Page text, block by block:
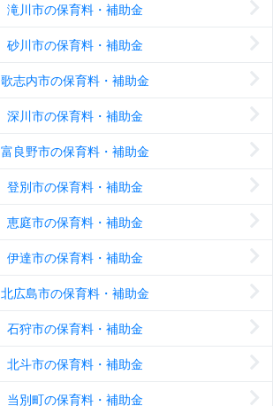
滝川市の保育料・補助金
砂川市の保育料・補助金
歌志内市の保育料・補助金
深川市の保育料・補助金
富良野市の保育料・補助金
登別市の保育料・補助金
恵庭市の保育料・補助金
伊達市の保育料・補助金
北広島市の保育料・補助金
石狩市の保育料・補助金
北斗市の保育料・補助金
当別町の保育料・補助金